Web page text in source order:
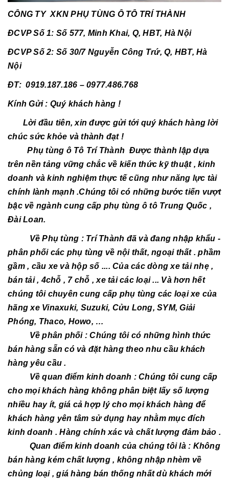
CÔNG TY XKN PHỤ TÙNG Ô TÔ TRÍ THÀNH
ĐCVP Số 1: Số 577, Minh Khai, Q, HBT, Hà Nội
ĐCVP Số 2: Số 30/7 Nguyễn Công Trứ, Q, HBT, Hà
Nội
ĐT: 0919.187.186 – 0977.486.768
Kính Gửi : Quý khách hàng !
Lời đầu tiên, xin được gửi tới quý khách hàng lời
chúc sức khỏe và thành đạt !
Phụ tùng ô Tô Trí Thành Được thành lập dựa
trên nền tảng vững chắc về kiến thức kỹ thuật , kinh
doanh và kinh nghiệm thực tế cũng như năng lực tài
chính lành mạnh .Chúng tôi có những bước tiến vượt
bậc về ngành cung cấp phụ tùng ô tô Trung Quốc ,
Đài Loan.
Về Phụ tùng : Trí Thành đã và đang nhập khẩu -
phân phối các phụ tùng về nội thất, ngoại thất . phầm
gầm , cầu xe và hộp số .... Của các dòng xe tải nhẹ ,
bán tải , 4chỗ , 7 chỗ , xe tải các loại ... Và hơn hết
chúng tôi chuyên cung cấp phụ tùng các loại xe của
hãng xe Vinaxuki, Suzuki, Cửu Long, SYM, Giải
Phóng, Thaco, Howo, …
Về phân phối : Chúng tôi có những hình thức
bán hàng sẵn có và đặt hàng theo nhu cầu khách
hàng yêu cầu .
Về quan điểm kinh doanh : Chúng tôi cung cấp
cho mọi khách hàng không phân biệt lấy số lượng
nhiều hay ít, giá cả hợp lý cho mọi khách hàng để
khách hàng yên tâm sử dụng hay nhằm mục đích
kinh doanh . Hàng chính xác và chất lượng đảm bảo .
Quan điểm kinh doanh của chúng tôi là : Không
bán hàng kém chất lượng , không nhập nhèm về
chủng loại , giá hàng bán thống nhất dù khách mới